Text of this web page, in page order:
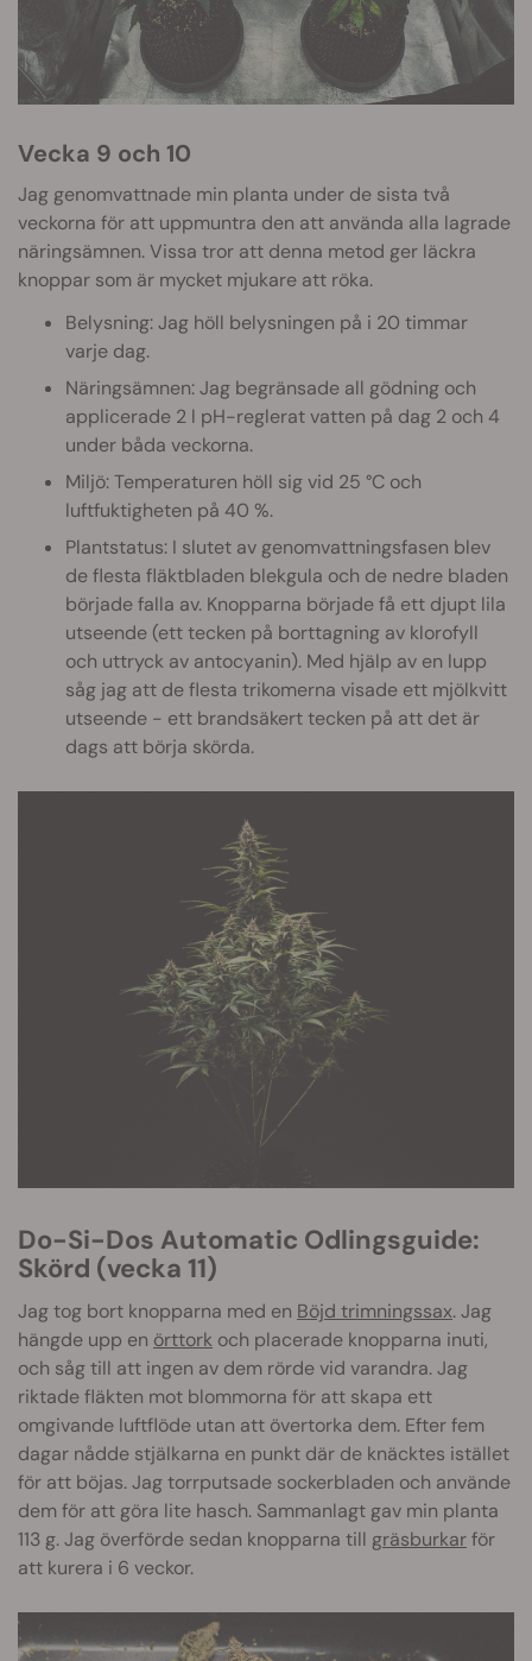
Vecka 9 och 10
Jag genomvattnade min planta under de sista två
veckorna för att uppmuntra den att använda alla lagrade
näringsämnen. Vissa tror att denna metod ger läckra
knoppar som är mycket mjukare att röka.
Belysning: Jag höll belysningen på i 20 timmar
varje dag.
Näringsämnen: Jag begränsade all gödning och
applicerade 2 l pH-reglerat vatten på dag 2 och 4
under båda veckorna.
Miljö: Temperaturen höll sig vid 25 °C och
luftfuktigheten på 40 %.
Plantstatus: I slutet av genomvattningsfasen blev
de flesta fläktbladen blekgula och de nedre bladen
började falla av. Knopparna började få ett djupt lila
utseende (ett tecken på borttagning av klorofyll
och uttryck av antocyanin). Med hjälp av en lupp
såg jag att de flesta trikomerna visade ett mjölkvitt
utseende - ett brandsäkert tecken på att det är
dags att börja skörda.
Do-Si-Dos Automatic Odlingsguide:
Skörd (vecka 11)
Jag tog bort knopparna med en Böjd trimningssax. Jag
hängde upp en örttork och placerade knopparna inuti,
och såg till att ingen av dem rörde vid varandra. Jag
riktade fläkten mot blommorna för att skapa ett
omgivande luftflöde utan att övertorka dem. Efter fem
dagar nådde stjälkarna en punkt där de knäcktes istället
för att böjas. Jag torrputsade sockerbladen och använde
dem för att göra lite hasch. Sammanlagt gav min planta
113 g. Jag överförde sedan knopparna till gräsburkarför
att kurera i 6 veckor.